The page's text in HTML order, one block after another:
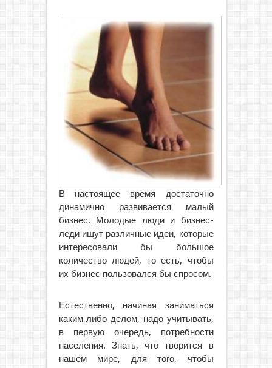
В настоящее время достаточно
динамично развивается малый
бизнес. Молодые люди и бизнес-
леди ищут различные идеи, которые
интересовалибы большое
количество людей, то есть, чтобы
их бизнес пользовался бы спросом.
Естественно, начиная заниматься
каким либо делом, надо учитывать,
в первую очередь, потребности
населения. Знать, что творится в
нашем мире, для того, чтобы